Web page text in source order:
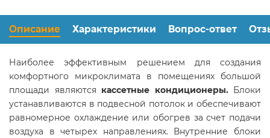
Описание Характеристики Вопрос-ответ
Наиболее эффективным решением для создания
комфортного микроклимата в помещениях большой
площади являются кассетные кондиционеры.Блоки
устанавливаются в подвесной потолок и обеспечивают
равномерное охлаждение или обогрев за счет подачи
воздуха в четырех направлениях. Внутренние блоки